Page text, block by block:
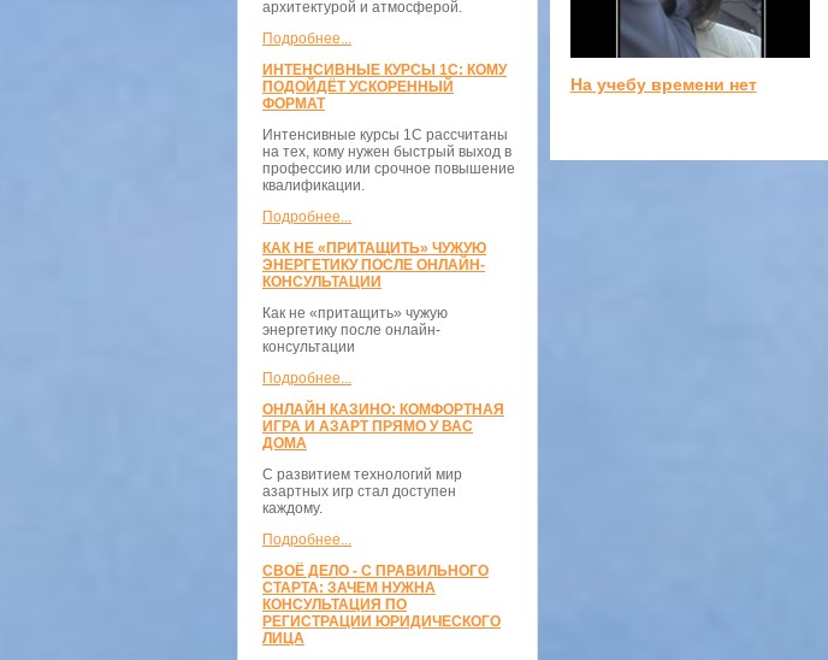
архитектурой и атмосферой.
Подробнее...
ИНТЕНСИВНЫЕ КУРСЫ 1С: КОМУ
ПОДОЙДЁТ УСКОРЕННЫЙ
ФОРМАТ
Интенсивные курсы 1С рассчитаны
на тех, кому нужен быстрый выход в
профессию или срочное повышение
квалификации.
Подробнее...
КАК НЕ «ПРИТАЩИТЬ» ЧУЖУЮ
ЭНЕРГЕТИКУ ПОСЛЕ ОНЛАЙН-
КОНСУЛЬТАЦИИ
Как не «притащить» чужую
энергетику после онлайн-
консультации
Подробнее...
ОНЛАЙН КАЗИНО: КОМФОРТНАЯ
ИГРА И АЗАРТ ПРЯМО У ВАС
ДОМА
С развитием технологий мир
азартных игр стал доступен
каждому.
Подробнее...
СВОЁ ДЕЛО - С ПРАВИЛЬНОГО
СТАРТА: ЗАЧЕМ НУЖНА
КОНСУЛЬТАЦИЯ ПО
РЕГИСТРАЦИИ ЮРИДИЧЕСКОГО
ЛИЦА
На учебу времени нет